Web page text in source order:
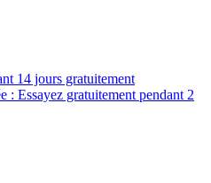
14 jours gratuitement
: Essayez gratuitement pendant 2